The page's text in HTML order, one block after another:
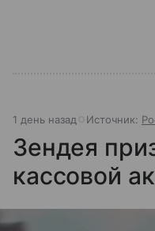
1 день назад Источник:
Зендея
кассовой